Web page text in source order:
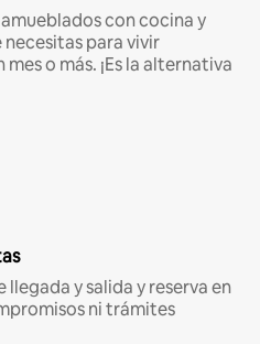
con cocina y
para vivir
o más. ¡Es la alternativa
llegada y salida y reserva en
ni trámites